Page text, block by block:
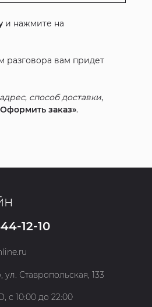
и нажмите на
разговора вам придет
адрес, способ доставки,
заказ».
12-10
ул. Ставропольская, 133
10:00 до 22:00